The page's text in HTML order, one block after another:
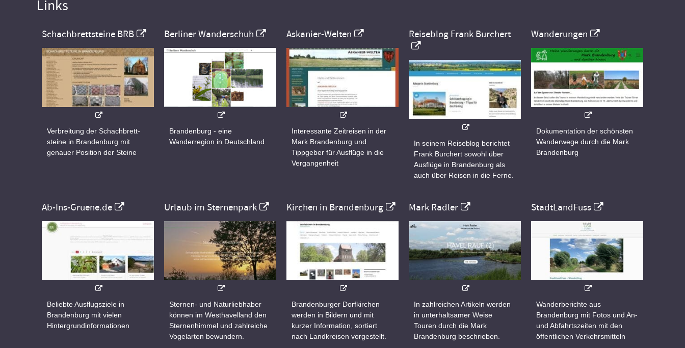
Links
Schachbrettsteine BRB
Verbreitung der Schachbrett-
steine in Brandenburg mit
genauer Position der Steine
Berliner Wanderschuh
Brandenburg - eine
Wanderregion in Deutschland
Askanier-Welten
Interessante Zeitreisen in der
Mark Brandenburg und
Tippgeber für Ausflüge in die
Vergangenheit
Reiseblog Frank Burchert
In seinem Reiseblog berichtet
Frank Burchert sowohl über
Ausflüge in Brandenburg als
auch über Reisen in die Ferne.
Wanderungen
Dokumentation der schönsten
Wanderwege durch die Mark
Brandenburg
Ab-Ins-Gruene.de
Beliebte Ausflugsziele in
Brandenburg mit vielen
Hintergrundinformationen
Urlaub im Sternenpark
Sternen- und Naturliebhaber
können im Westhavelland den
Sternenhimmel und zahlreiche
Vogelarten bewundern.
Kirchen in Brandenburg
Brandenburger Dorfkirchen
werden in Bildern und mit
kurzer Information, sortiert
nach Landkreisen vorgestellt.
Mark Radler
In zahlreichen Artikeln werden
in unterhaltsamer Weise
Touren durch die Mark
Brandenburg beschrieben.
StadtLandFuss
Wanderberichte aus
Brandenburg mit Fotos und An-
und Abfahrtszeiten mit den
öffentlichen Verkehrsmitteln